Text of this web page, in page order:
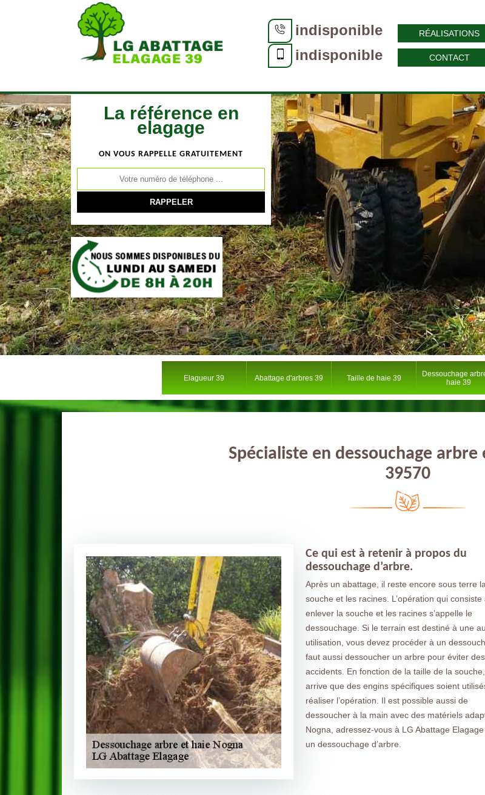
indisponible
indisponible
RÉALISATIONS
CONTACT
La référence en
elagage
ON VOUS RAPPELLE GRATUITEMENT
Elagueur 39 Abattage d'arbres 39 Taille de haie 39
Dessouchage
haie 39
Spécialiste en dessouchage arbre
39570
Ce qui est à retenir à propos du
dessouchage d’arbre.
Après un abattage, il reste encore sous terre la
souche et les racines. L’opération qui consiste
enlever la souche et les racines s’appelle le
dessouchage. Si le terrain est destiné à une
utilisation, vous devez procéder à un
faut aussi dessoucher un arbre pour éviter des
accidents. En fonction de la taille de la
arrive que des engins spécifiques soient
réaliser l’opération. Il est possible aussi de
dessoucher à la main avec des matériels
Nogna, adressez-vous à LG Abattage
un dessouchage d’arbre.